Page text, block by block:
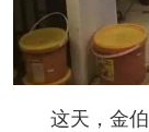
这天，金